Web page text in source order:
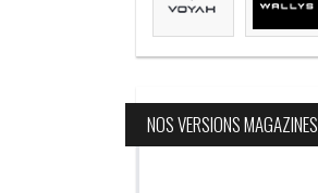
NOS VERSIONS MAGAZINES